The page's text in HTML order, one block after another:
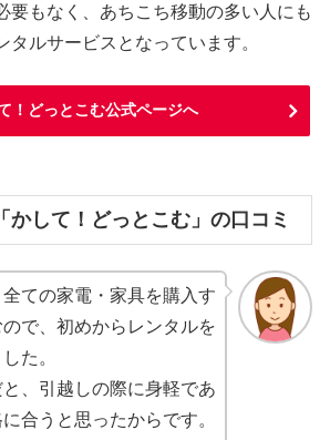
要もなく、あちこち移動の多い人にも
タルサービスとなっています。
！どっとこむ公式ページへ
かして！どっとこむ」の口コミ
ての家電・家具を購入す
で、初めからレンタルを
た。
、引越しの際に身軽であ
合うと思ったからです。